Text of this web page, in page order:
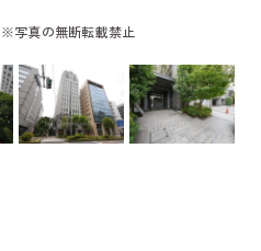
※写真の無断転載禁止